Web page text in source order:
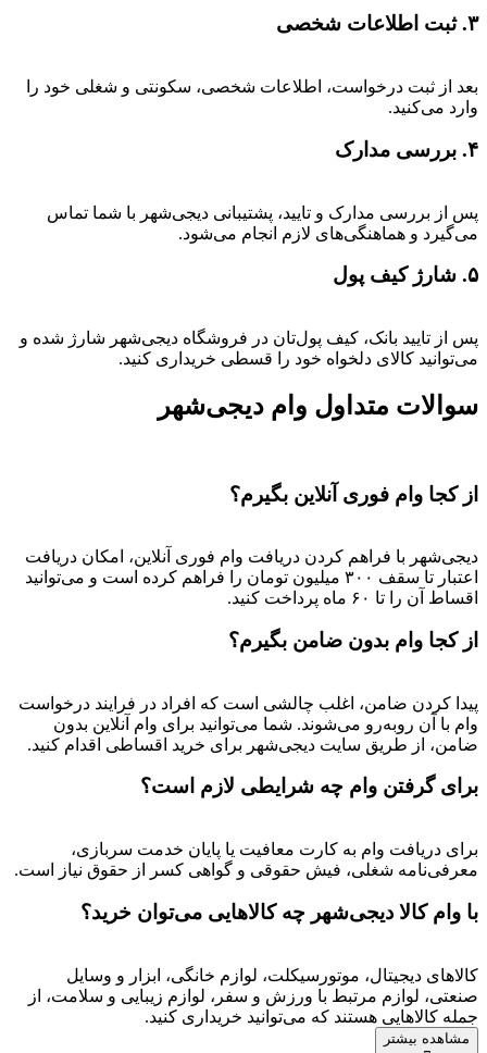
۳. ثبت اطلاعات شخصی
بعد از ثبت درخواست، اطلاعات شخصی، سکونتی و شغلی خود را
وارد می‌کنید.
۴. بررسی مدارک
پس از بررسی مدارک و تایید، پشتیبانی دیجی‌شهر با شما تماس
می‌گیرد و هماهنگی‌های لازم انجام می‌شود.
۵. شارژ کیف پول
پس از تایید بانک، کیف پول‌تان در فروشگاه دیجی‌شهر شارژ شده و
می‌توانید کالای دلخواه خود را قسطی خریداری کنید.
سوالات متداول وام دیجی‌شهر
از کجا وام فوری آنلاین بگیرم؟
دیجی‌شهر با فراهم کردن دریافت وام فوری آنلاین، امکان دریافت
اعتبار تا سقف ۳۰۰ میلیون تومان را فراهم کرده است و می‌توانید
اقساط آن را تا ۶۰ ماه پرداخت کنید.
از کجا وام بدون ضامن بگیرم؟
پیدا کردن ضامن، اغلب چالشی است که افراد در فرایند درخواست
وام با آن روبه‌رو می‌شوند. شما می‌توانید برای وام آنلاین بدون
ضامن، از طریق سایت دیجی‌شهر برای خرید اقساطی اقدام کنید.
برای گرفتن وام چه شرایطی لازم است؟
برای دریافت وام به کارت معافیت یا پایان خدمت سربازی،
معرفی‌نامه شغلی، فیش حقوقی و گواهی کسر از حقوق نیاز است.
با وام کالا دیجی‌شهر چه کالاهایی می‌توان خرید؟
کالاهای دیجیتال، موتورسیکلت، لوازم خانگی، ابزار و وسایل
صنعتی، لوازم مرتبط با ورزش و سفر، لوازم زیبایی و سلامت، از
جمله کالاهایی هستند که می‌توانید خریداری کنید.
مشاهده بیشتر